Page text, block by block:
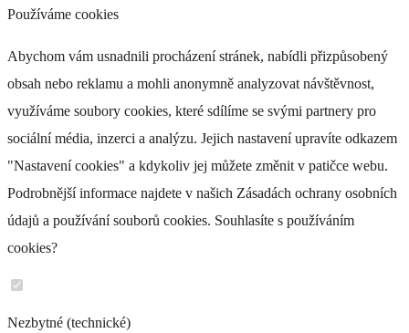
Používáme cookies
Abychom vám usnadnili procházení stránek, nabídli přizpůsobený
obsah nebo reklamu a mohli anonymně analyzovat návštěvnost,
využíváme soubory cookies, které sdílíme se svými partnery pro
sociální média, inzerci a analýzu. Jejich nastavení upravíte odkazem
"Nastavení cookies" a kdykoliv jej můžete změnit v patičce webu.
Podrobnější informace najdete v našich Zásadách ochrany osobních
údajů a používání souborů cookies. Souhlasíte s používáním
cookies?
Nezbytné (technické)